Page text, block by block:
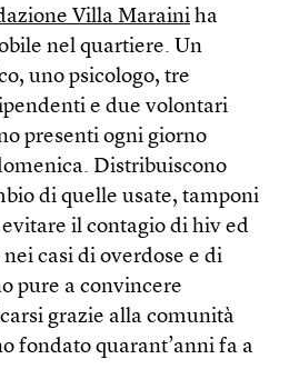
Villa Maraini ha
nel quartiere. Un
uno psicologo, tre
e due volontari
presenti ogni giorno
Distribuiscono
di quelle usate, tamponi
il contagio di hiv ed
casi di overdose e di
pure a convincere
grazie alla comunità
fondato quarant’anni fa a